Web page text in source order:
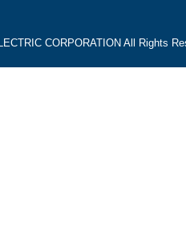
CORPORATION All Rights